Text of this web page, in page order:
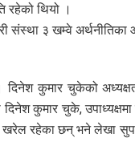
रहेको थियो ।
संस्था ३ खम्वे अर्थनीतिका
दिनेश कुमार चुकेको
कुमार चुके,
खरेल रहेका छन् भने लेखा